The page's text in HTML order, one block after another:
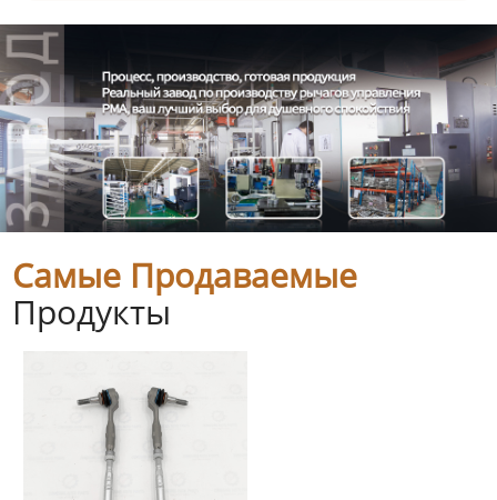
Самые Продаваемые
Продукты